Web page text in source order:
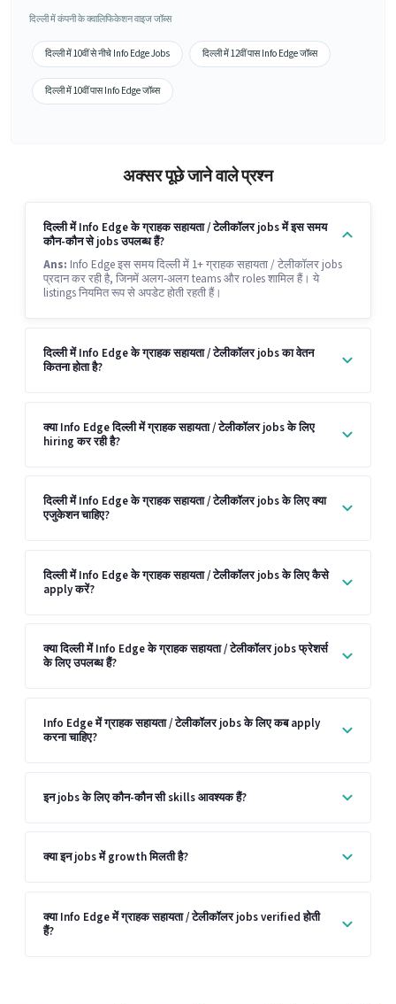
दिल्ली में कंपनी के क्वालिफिकेशन वाइज जॉब्स
दिल्ली में 10वीं से नीचे Info Edge Jobs दिल्ली में 12वीं पास Info Edge जॉब्स
दिल्ली में 10वीं पास Info Edge जॉब्स
अक्सर पूछे जाने वाले प्रश्न
दिल्ली में Info Edge के ग्राहक सहायता / टेलीकॉलर jobs में इस समय
कौन-कौन से jobs उपलब्ध हैं?
Ans: Info Edge इस समय दिल्ली में 1+ ग्राहक सहायता / टेलीकॉलर jobs
प्रदान कर रही है, जिनमें अलग-अलग teams और roles शामिल हैं। ये
listings नियमित रूप से अपडेट होती रहती हैं।
दिल्ली में Info Edge के ग्राहक सहायता / टेलीकॉलर jobs का वेतन
कितना होता है?
क्या Info Edge दिल्ली में ग्राहक सहायता / टेलीकॉलर jobs के लिए
hiring कर रही है?
दिल्ली में Info Edge के ग्राहक सहायता / टेलीकॉलर jobs के लिए क्या
एजुकेशन चाहिए?
दिल्ली में Info Edge के ग्राहक सहायता / टेलीकॉलर jobs के लिए कैसे
apply करें?
क्या दिल्ली में Info Edge के ग्राहक सहायता / टेलीकॉलर jobs फ्रेशर्स
के लिए उपलब्ध हैं?
Info Edge में ग्राहक सहायता / टेलीकॉलर jobs के लिए कब apply
करना चाहिए?
इन jobs के लिए कौन-कौन सी skills आवश्यक हैं?
क्या इन jobs में growth मिलती है?
क्या Info Edge में ग्राहक सहायता / टेलीकॉलर jobs verified होती
हैं?